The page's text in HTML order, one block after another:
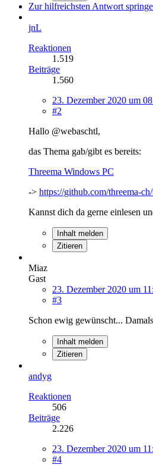
Zur hilfreichsten Antwort
jnL
Reaktionen
1.519
Beiträge
1.560
23. Dezember 2020 um
#2
Hallo @webaschtl,
das Thema gab/gibt es bereits:
Threema Windows PC
-> https://github.com/threema-
Kannst dich da gerne einlesen
Inhalt melden
Zitieren
Miaz
Gast
23. Dezember 2020 um
#3
Schon ewig gewünscht...
Inhalt melden
Zitieren
andyg
Reaktionen
506
Beiträge
2.226
23. Dezember 2020 um
#4